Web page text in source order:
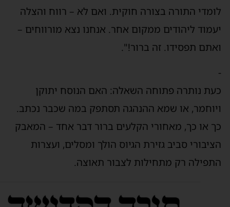
התורה בצורה חוקית. ואם לא – רווח והצלה
ליהודים ממקום אחר. אנחנו נצא מורווחים –
תפסידו. זה ברור!".
נותרה פתוחה השאלה: האם הנוסח יתוקן
או שמא ההנהגה תסתפק במה שכבר נכתב.
או כך, מאחורי הקלעים ברור דבר אחד – המאבק
סביב גזירת הגיוס הולך ומסלים, ועצרות
רק מתחילות לצבור תאוצה.